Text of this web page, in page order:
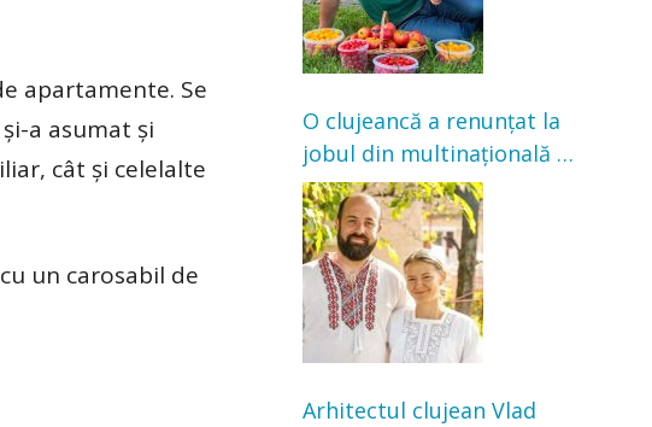
apartamente. Se
a asumat și
cât și celelalte
un carosabil de
O clujeancă a renunțat la
jobul din multinațională și
s-a mutat la țară. Acum
cultivă legume în grădina
bunicilor
Arhitectul clujean Vlad